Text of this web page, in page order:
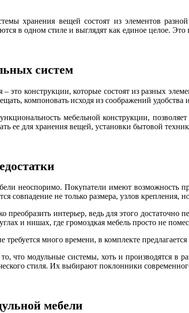
хранения вещей состоят из элементов
в одном стиле и выглядят как единое целое. Это
систем
это конструкции, которые состоят из разных
компоновать исходя из соображений
мебельной конструкции,
ее для хранения вещей, установки бытовой
неоспоримо. Покупатели имеют возможность
совпадение не только размера, узлов крепления,
преобразить интерьер, ведь для этого
и нишах, где громоздкая мебель просто не
много времени, в комплекте
что модульные системы, хоть и производятся в
стиля. Их выбирают поклонники
мебели